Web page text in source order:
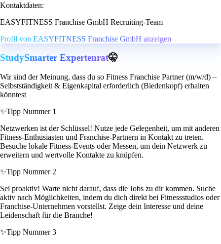
Kontaktdaten:
EASYFITNESS Franchise GmbH Recruiting-Team
Profil von EASYFITNESS Franchise GmbH anzeigen
StudySmarter Expertenrat🤫
Wir sind der Meinung, dass du so Fitness Franchise Partner (m/w/d) –
Selbstständigkeit & Eigenkapital erforderlich (Biedenkopf) erhalten
könntest
✨Tipp Nummer 1
Netzwerken ist der Schlüssel! Nutze jede Gelegenheit, um mit anderen
Fitness-Enthusiasten und Franchise-Partnern in Kontakt zu treten.
Besuche lokale Fitness-Events oder Messen, um dein Netzwerk zu
erweitern und wertvolle Kontakte zu knüpfen.
✨Tipp Nummer 2
Sei proaktiv! Warte nicht darauf, dass die Jobs zu dir kommen. Suche
aktiv nach Möglichkeiten, indem du dich direkt bei Fitnessstudios oder
Franchise-Unternehmen vorstellst. Zeige dein Interesse und deine
Leidenschaft für die Branche!
✨Tipp Nummer 3